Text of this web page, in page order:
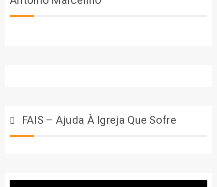
FAIS – Ajuda À Igreja Que Sofre